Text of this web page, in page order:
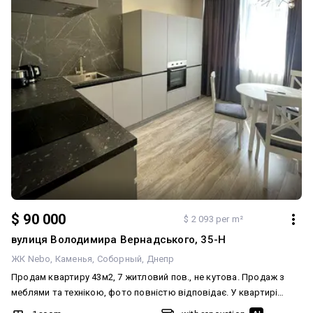
$ 90 000 $ 2 093 per m²
вулиця Володимира Вернадського, 35-Н
ЖК Nebo Каменья Соборный Днепр
Продам квартиру 43м2, 7 житловий пов., не кутова. Продаж з
меблями та технікою, фото повністю відповідає. У квартирі
виконано якісний, дизайнерський ремонт. ЖК NEBO це унікальний